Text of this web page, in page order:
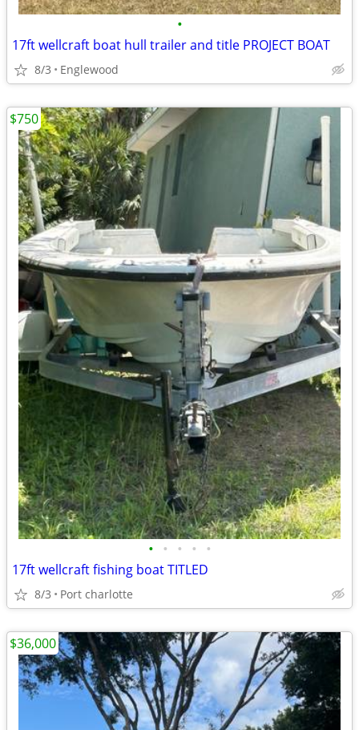
•
17ft wellcraft boat hull trailer and title PROJECT BOAT
8/3 Englewood
• • • • •
17ft wellcraft fishing boat TITLED
8/3 Port charlotte
$750
$36,000